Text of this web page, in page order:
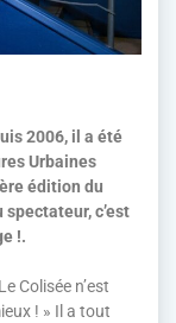
2006, il a été
Urbaines
édition du
c’est
!.
Colisée n’est
! » Il a tout